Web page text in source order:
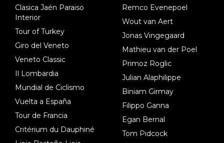
Clasica Jaén Paraiso
Interior
Tour of Turkey
Giro del Veneto
Veneto Classic
Il Lombardia
Mundial de Ciclismo
Vuelta a España
Tour de Francia
Critérium du Dauphiné
Remco Evenepoel
Wout van Aert
Jonas Vingegaard
Mathieu van der Poel
Primoz Roglic
Julian Alaphilippe
Biniam Girmay
Filippo Ganna
Egan Bernal
Tom Pidcock